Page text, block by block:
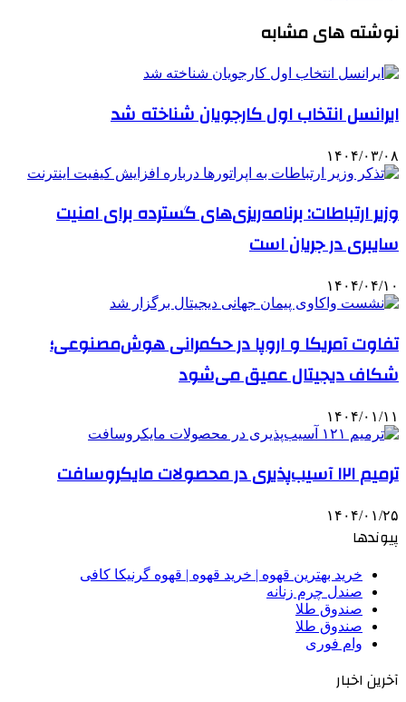
نوشته های مشابه
ایرانسل انتخاب اول کارجویان شناخته شد
۱۴۰۴/۰۳/۰۸
وزیر ارتباطات: برنامه‌ریزی‌های گسترده برای امنیت
سایبری در جریان است
۱۴۰۴/۰۴/۱۰
تفاوت آمریکا و اروپا در حکمرانی هوش‌مصنوعی؛
شکاف دیجیتال عمیق‌ می‌شود
۱۴۰۴/۰۱/۱۱
ترمیم ۱۲۱ آسیب‌پذیری در محصولات مایکروسافت
۱۴۰۴/۰۱/۲۵
پیوندها
خرید بهترین قهوه | خرید قهوه | قهوه گرنیکا کافی
صندل چرم زنانه
صندوق طلا
صندوق طلا
وام فوری
آخرین اخبار